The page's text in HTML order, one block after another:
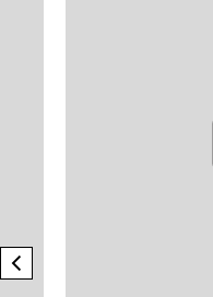
previous element